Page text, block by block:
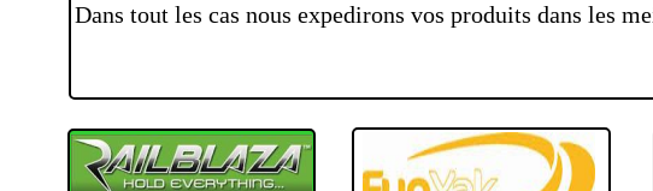
Dans tout les cas nous expedirons vos produits dans les